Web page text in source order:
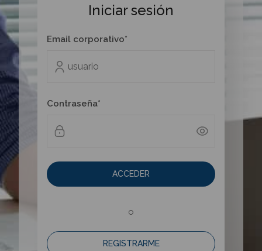
Iniciar sesión
Email corporativo*
Contraseña*
ACCEDER
o
REGISTRARME